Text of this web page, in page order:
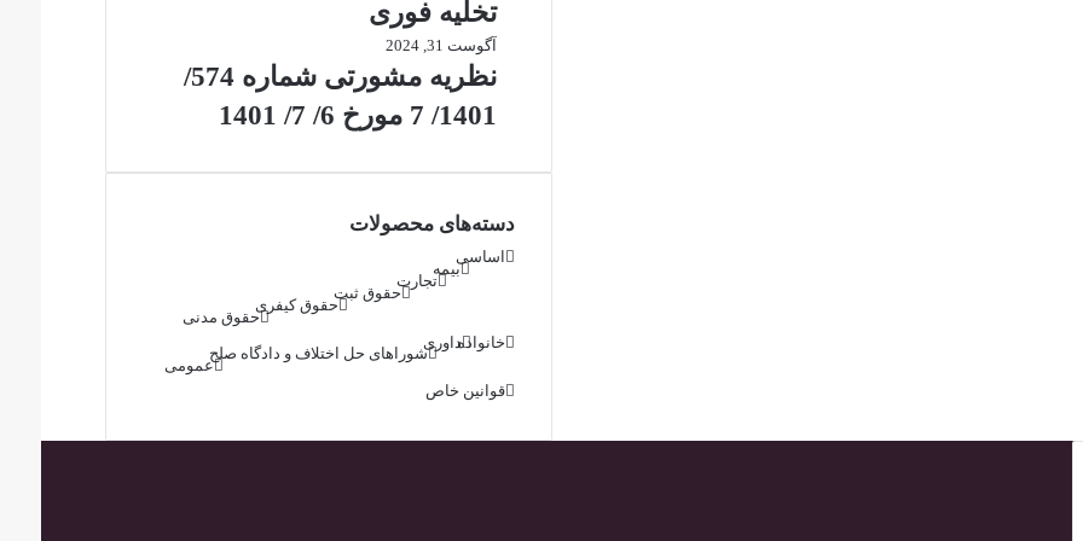
تخلیه فوری
آگوست 31, 2024
نظریه مشورتی شماره 574/
1401/ 7 مورخ 6/ 7/ 1401
دسته‌های محصولات
اساسی
بیمه
تجارت
حقوق ثبت
حقوق کیفری
حقوق مدنی
خانوادهداوری
شوراهای حل اختلاف و دادگاه صلح
عمومی
قوانین خاص